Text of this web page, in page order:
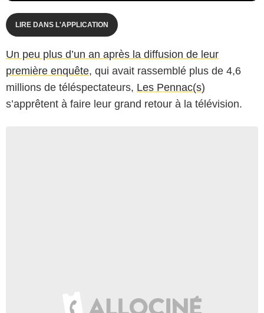
LIRE DANS L'APPLICATION
Un peu plus d’un an après la diffusion de leur
première enquête, qui avait rassemblé plus de 4,6
millions de téléspectateurs, Les Pennac(s)
s’apprêtent à faire leur grand retour à la télévision.